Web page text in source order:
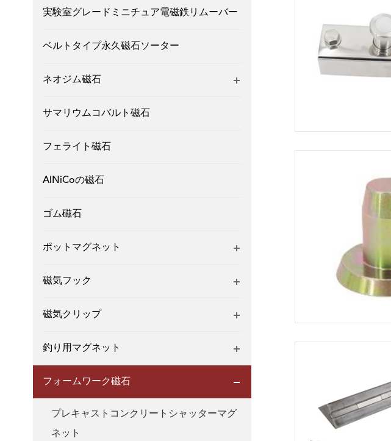
実験室グレードミニチュア電磁鉄リムーバー
ベルトタイプ永久磁石ソーター
ネオジム磁石
サマリウムコバルト磁石
フェライト磁石
AlNiCoの磁石
ゴム磁石
ポットマグネット
磁気フック
磁気クリップ
釣り用マグネット
フォームワーク磁石
プレキャストコンクリートシャッターマグ
ネット